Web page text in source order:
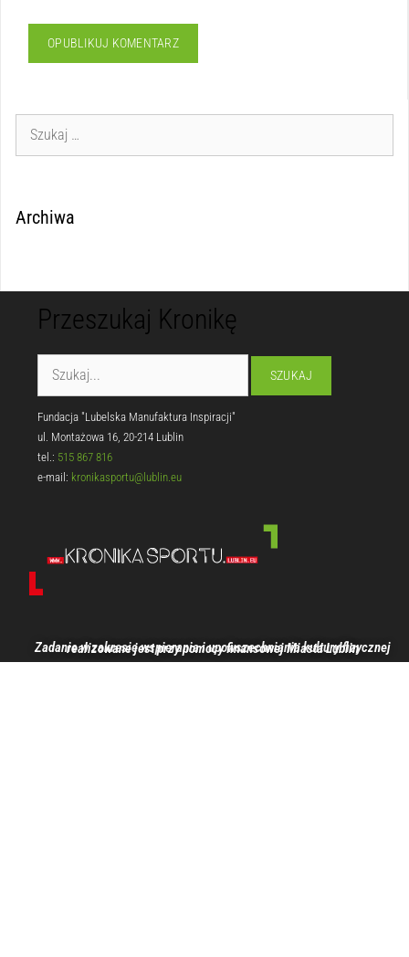
Archiwa
Przeszukaj Kronikę
Fundacja "Lubelska Manufaktura Inspiracji"
ul. Montażowa 16, 20-214 Lublin
tel.: 515 867 816
e-mail: kronikasportu@lublin.eu
Zadanie w zakresie wspierania i upowszechniania kultury fizycznej realizowane jest przy pomocy finansowej Miasta Lublin